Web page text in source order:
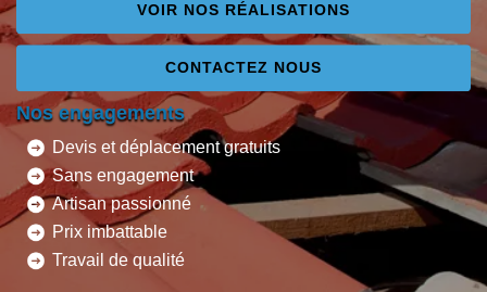
VOIR NOS RÉALISATIONS
CONTACTEZ NOUS
Nos engagements
Devis et déplacement gratuits
Sans engagement
Artisan passionné
Prix imbattable
Travail de qualité